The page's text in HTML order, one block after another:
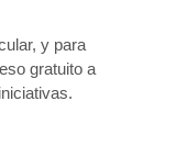
y para
gratuito a